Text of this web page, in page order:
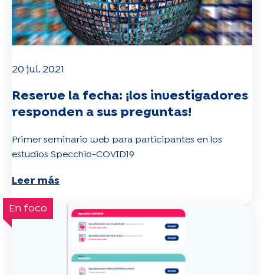
20 jul. 2021
Reserve la fecha: ¡los investigadores
responden a sus preguntas!
Primer seminario web para participantes en los
estudios Specchio-COVID19
Leer más
En foco